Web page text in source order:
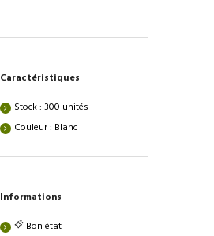
Caractéristiques
Stock : 300 unités
Couleur : Blanc
Informations
Bon état